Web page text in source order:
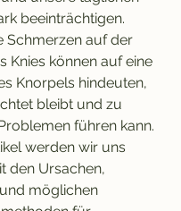
beeinträchtigen.
Schmerzen auf der
Knies können auf eine
Knorpels hindeuten,
bleibt und zu
führen kann.
werden wir uns
den Ursachen,
möglichen